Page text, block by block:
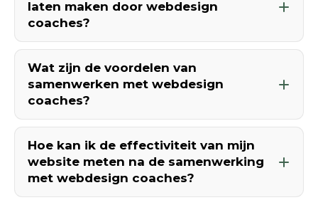
laten maken door webdesign
coaches?
Wat zijn de voordelen van
samenwerken met webdesign
coaches?
Hoe kan ik de effectiviteit van mijn
website meten na de samenwerking
met webdesign coaches?